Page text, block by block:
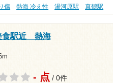
傷 熱海 冷え性 湯河原駅 真鶴駅
駅近 熱海
- 点 / 0件